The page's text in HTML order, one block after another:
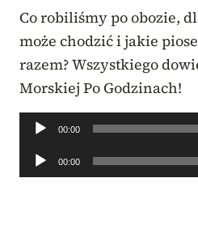
Co robiliśmy po obozie,
może chodzić i jakie
razem? Wszystkiego
Morskiej Po Godzinach!
Odtwarzacz
dźwiękowych
00:00
Odtwarzacz
plików
00:00